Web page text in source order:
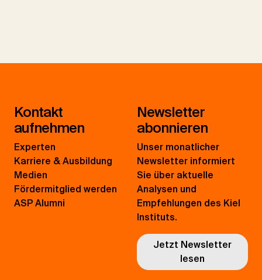
Kontakt
aufnehmen
Experten
Karriere & Ausbildung
Medien
Fördermitglied werden
ASP Alumni
Newsletter
abonnieren
Unser monatlicher
Newsletter informiert
Sie über aktuelle
Analysen und
Empfehlungen des Kiel
Instituts.
Jetzt Newsletter
lesen